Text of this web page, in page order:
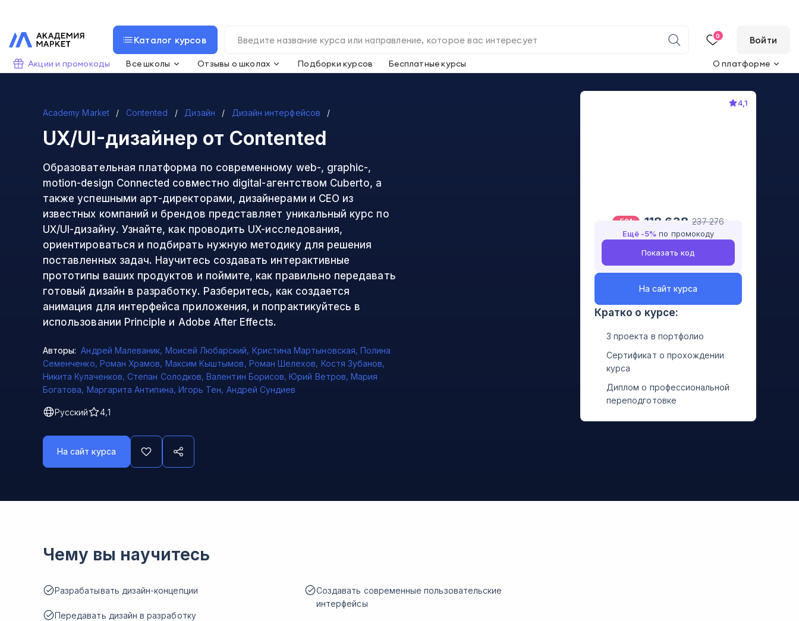
Каталог курсов 0 Войти
Акции и промокоды Все школы Отзывы о школах Подборки курсов Бесплатные курсы О платформе
Academy Market Contented Дизайн Дизайн интерфейсов
UX/UI-дизайнер от Contented
Образовательная платформа по современному web-, graphic-,
motion-design Connected совместно digital-агентством Cuberto, а
также успешными арт-директорами, дизайнерами и CEO из
известных компаний и брендов представляет уникальный курс по
UX/UI-дизайну. Узнайте, как проводить UX-исследования,
ориентироваться и подбирать нужную методику для решения
поставленных задач. Научитесь создавать интерактивные
прототипы ваших продуктов и поймите, как правильно передавать
готовый дизайн в разработку. Разберитесь, как создается
анимация для интерфейса приложения, и попрактикуйтесь в
использовании Principle и Adobe After Effects.
Авторы: Андрей Малеваник, Моисей Любарский, Кристина Мартыновская, Полина
Семенченко, Роман Храмов, Максим Кыштымов, Роман Шелехов, Костя Зубанов,
Никита Кулаченков, Степан Солодков,Валентин Борисов,Юрий Ветров,Мария
Богатова, Маргарита Антипина, Игорь Тен, Андрей Сундиев
Русский 4,1
На сайт курса
Чему вы научитесь
Разрабатывать дизайн-концепции
Передавать дизайн в разработку
Создавать современные пользовательские
интерфейсы